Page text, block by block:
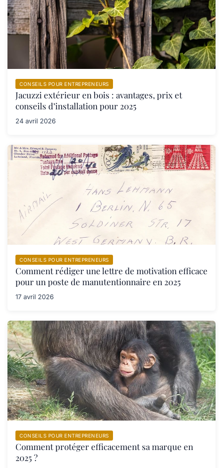
CONSEILS POUR ENTREPRENEURS
Jacuzzi extérieur en bois : avantages, prix et
conseils d’installation pour 2025
24 avril 2026
CONSEILS POUR ENTREPRENEURS
Comment rédiger une lettre de motivation efficace
pour un poste de manutentionnaire en 2025
17 avril 2026
CONSEILS POUR ENTREPRENEURS
Comment protéger efficacement sa marque en
2025 ?